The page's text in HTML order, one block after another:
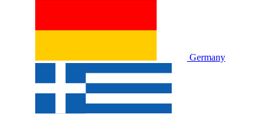
Germany